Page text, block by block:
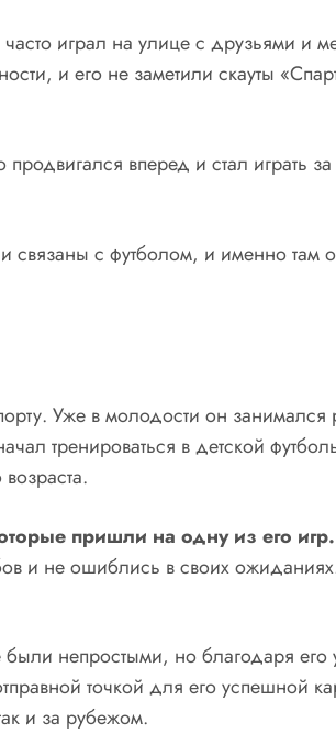
играл на улице с друзьями и
и его не заметили скауты
продвигался вперед и стал
с футболом, и именно там
Уже в молодости он
тренироваться в детской
пришли на одну из его игр.
и не ошиблись в своих
непростыми, но благодаря его
точкой для его успешной
и за рубежом.